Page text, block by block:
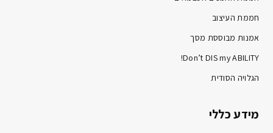
חממת העיצוב
אמנות מבוססת מסך
Don’t DIS my ABILITY!
הגלויה הסודית
מידע כללי